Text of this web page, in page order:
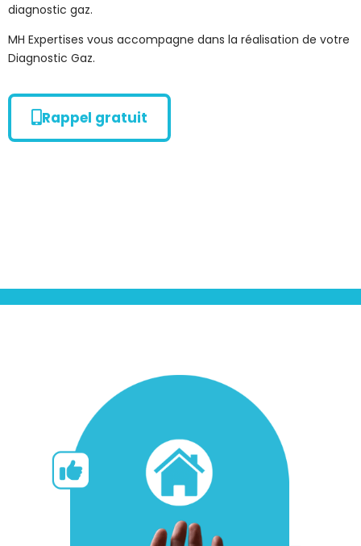
diagnostic gaz.
MH Expertises vous accompagne dans la réalisation de votre
Diagnostic Gaz.
Rappel gratuit